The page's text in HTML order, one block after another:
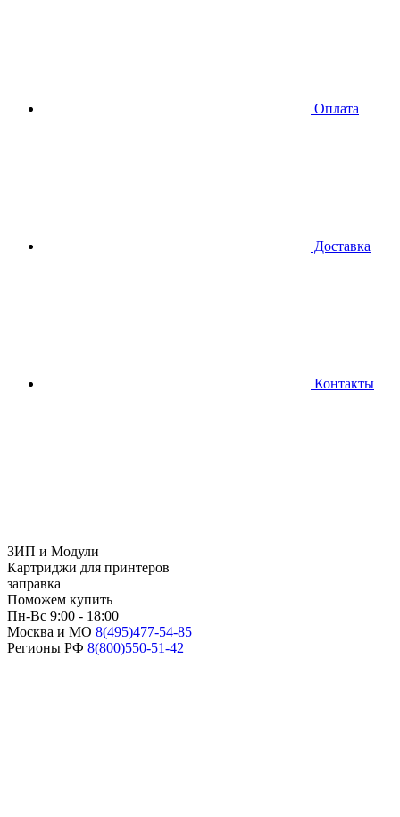
Оплата
Доставка
Контакты
ЗИП и Модули
Картриджи для принтеров
заправка
Поможем купить
Пн-Вс 9:00 - 18:00
Москва и МО 8(495)477-54-85
Регионы РФ 8(800)550-51-42